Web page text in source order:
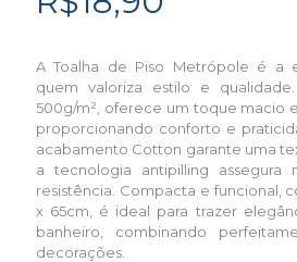
A Toalha de Piso Metrópole é a
quem valoriza estilo e
500g/m², oferece um toque macio
proporcionando conforto e
acabamento Cotton garante uma
a tecnologia antipilling assegura
resistência. Compacta e funcional,
x 65cm, é ideal para trazer
banheiro, combinando
decorações.